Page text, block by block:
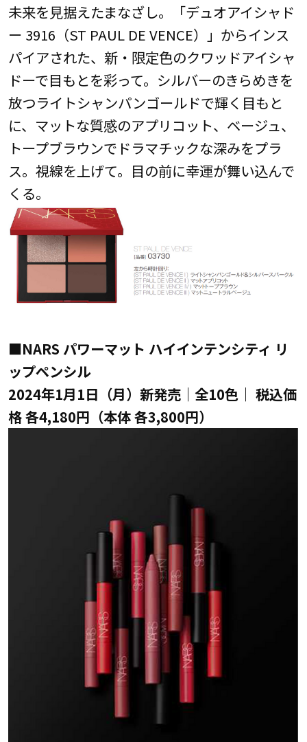
未来を見据えたまなざし。「デュオアイシャド
ー 3916（ST PAUL DE VENCE）」からインス
パイアされた、新・限定色のクワッドアイシャ
ドーで目もとを彩って。シルバーのきらめきを
放つライトシャンパンゴールドで輝く目もと
に、マットな質感のアプリコット、ベージュ、
トープブラウンでドラマチックな深みをプラ
ス。視線を上げて。目の前に幸運が舞い込んで
くる。
■NARS パワーマット ハイインテンシティ リ
ップペンシル
2024年1月1日（月）新発売｜全10色｜ 税込価
格 各4,180円（本体 各3,800円）